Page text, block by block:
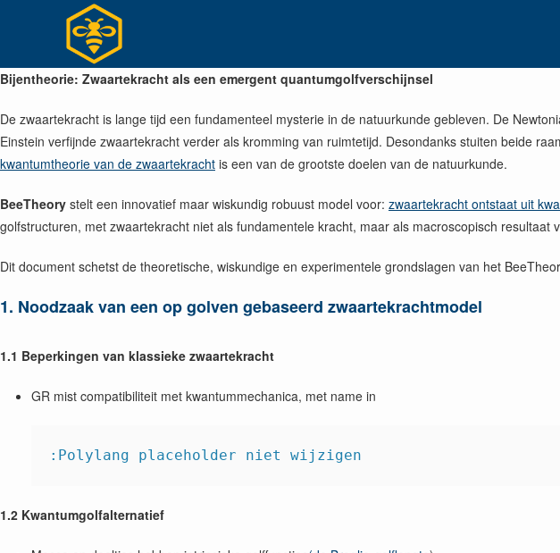
Bijentheorie: Zwaartekracht als een emergent quantumgolfverschijnsel
De zwaartekracht is lange tijd een fundamenteel mysterie in de natuurkunde gebleven. De
Einstein verfijnde zwaartekracht verder als kromming van ruimtetijd. Desondanks stuiten beide
kwantumtheorie van de zwaartekracht is een van de grootste doelen van de natuurkunde.
BeeTheory stelt een innovatief maar wiskundig robuust model voor: zwaartekracht ontstaat uit
golfstructuren, met zwaartekracht niet als fundamentele kracht, maar als macroscopisch resultaat
Dit document schetst de theoretische, wiskundige en experimentele grondslagen van het
1. Noodzaak van een op golven gebaseerd zwaartekrachtmodel
1.1 Beperkingen van klassieke zwaartekracht
GR mist compatibiliteit met kwantummechanica, met name in
:Polylang placeholder niet wijzigen
1.2 Kwantumgolfalternatief